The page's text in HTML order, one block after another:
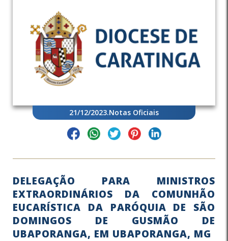
21/12/2023.Notas Oficiais
DELEGAÇÃO PARA MINISTROS
EXTRAORDINÁRIOS DA COMUNHÃO
EUCARÍSTICA DA PARÓQUIA DE SÃO
DOMINGOS DE GUSMÃO DE
UBAPORANGA, EM UBAPORANGA, MG